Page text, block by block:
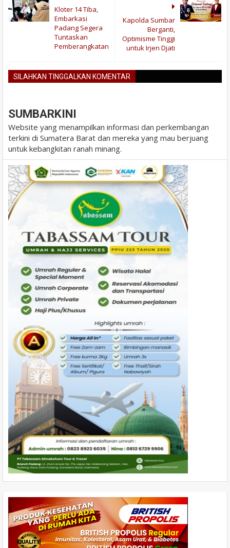
Kapolda Sumbar
Berganti,
Optimisme Tinggi
untuk Irjen Djati
Kloter 14 Tiba,
Embarkasi
Padang Segera
Tuntaskan
Pemberangkatan
SILAHKAN TINGGALKAN KOMENTAR
SUMBARKINI
Website yang menampilkan informasi dan perkembangan
terkini di Sumatera Barat dan mereka yang mau berjuang
untuk kebangkitan ranah minang.